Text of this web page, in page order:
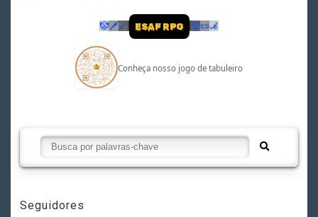
🤡 🗡🪄 ESAF RPG 👹📜🦼
Conheça nosso jogo de tabuleiro
Seguidores